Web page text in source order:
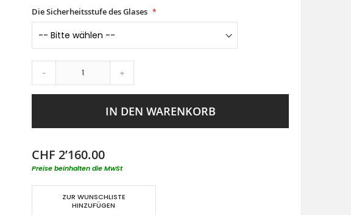
Die Sicherheitsstufe des Glases
- +
IN DEN WARENKORB
CHF 2’160.00
Preise beinhalten die MwSt
ZUR WUNSCHLISTE
HINZUFÜGEN